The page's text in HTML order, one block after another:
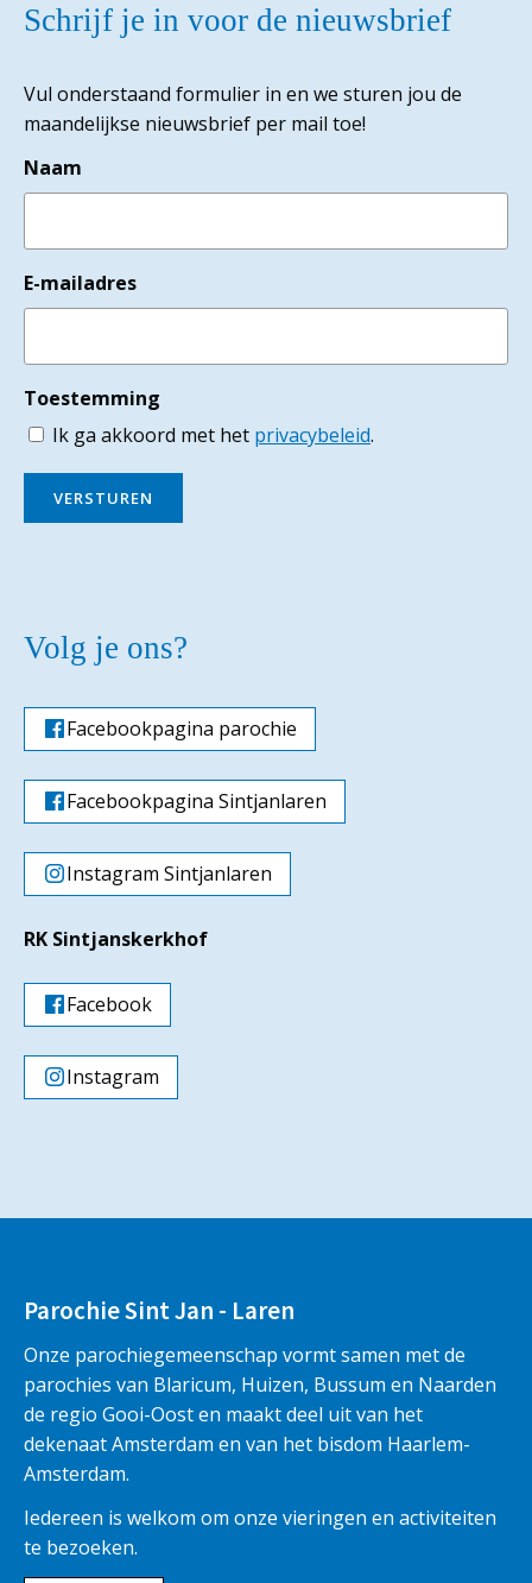
Schrijf je in voor de nieuwsbrief
Vul onderstaand formulier in en we sturen jou de
maandelijkse nieuwsbrief per mail toe!
Naam
E-mailadres
Toestemming
Ik ga akkoord met het privacybeleid.
VERSTUREN
Volg je ons?
Facebookpagina parochie
Facebookpagina Sintjanlaren
Instagram Sintjanlaren
RK Sintjanskerkhof
Facebook
Instagram
Parochie Sint Jan - Laren
Onze parochiegemeenschap vormt samen met de
parochies van Blaricum, Huizen, Bussum en Naarden
de regio Gooi-Oost en maakt deel uit van het
dekenaat Amsterdam en van het bisdom Haarlem-
Amsterdam.
Iedereen is welkom om onze vieringen en activiteiten
te bezoeken.